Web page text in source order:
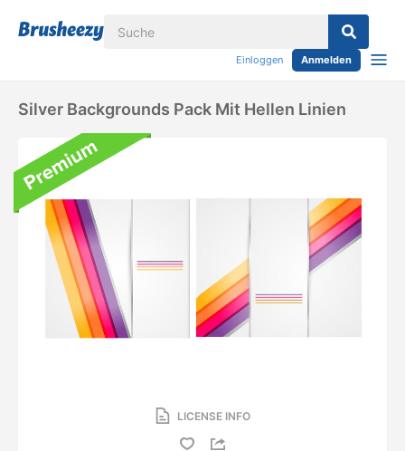
Einloggen Anmelden
Silver Backgrounds Pack Mit Hellen Linien
LICENSE INFO